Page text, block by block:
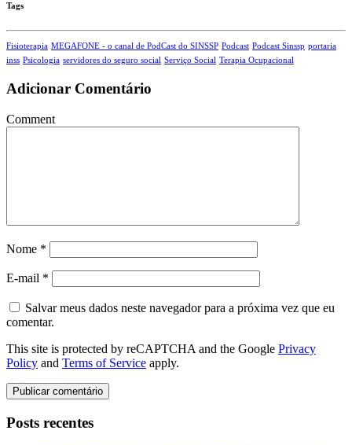
Tags
Fisioterapia MEGAFONE - o canal de PodCast do SINSSP Podcast Podcast Sinssp portaria
inss Psicologia servidores do seguro social Serviço Social Terapia Ocupacional
Adicionar Comentário
Comment
Nome *
E-mail *
Salvar meus dados neste navegador para a próxima vez que eu
comentar.
This site is protected by reCAPTCHA and the Google Privacy
Policy and Terms of Service apply.
Posts recentes